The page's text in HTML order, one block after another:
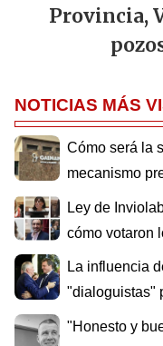
Provincia,
NOTICIAS MÁS
Cómo será la
mecanismo
Ley de
cómo votaron
La influencia
"dialoguistas"
"Honesto y